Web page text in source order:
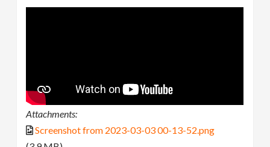
Attachments:
Screenshot from 2023-03-03 00-13-52.png